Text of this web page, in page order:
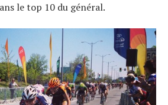
le top 10 du général.